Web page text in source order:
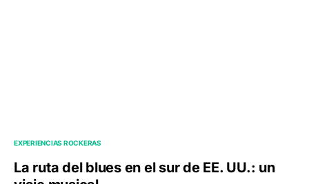
EXPERIENCIAS ROCKERAS
La ruta del blues en el sur de EE. UU.: un